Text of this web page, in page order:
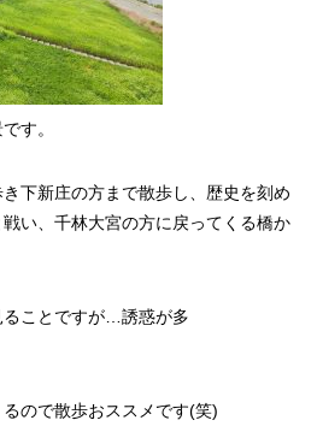
す。
下新庄の方まで散歩し、歴史を刻め
い、千林大宮の方に戻ってくる橋か
ことですが…誘惑が多
ので散歩おススメです(笑)